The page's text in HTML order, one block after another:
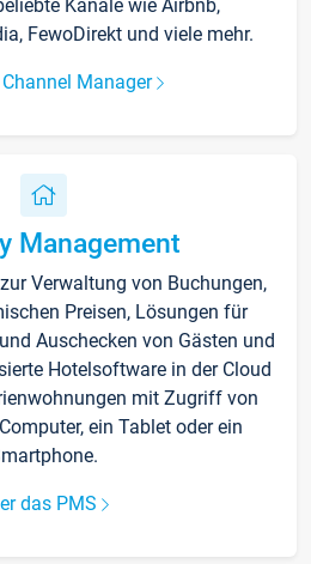
Kanäle wie Airbnb,
FewoDirekt und viele mehr.
Channel Manager
Management
Verwaltung von Buchungen,
Preisen, Lösungen für
Auschecken von Gästen und
Hotelsoftware in der Cloud
mit Zugriff von
ein Tablet oder ein
das PMS